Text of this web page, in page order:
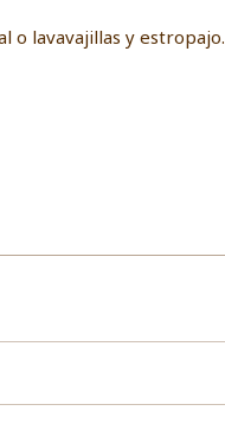
o lavavajillas y estropajo.